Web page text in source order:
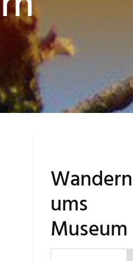
Wandern
ums
Museum